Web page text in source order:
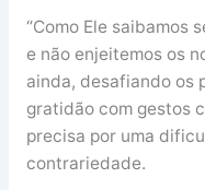
“Como Ele saibamos
e não enjeitemos os
ainda, desafiando os
gratidão com gestos
precisa por uma
contrariedade.